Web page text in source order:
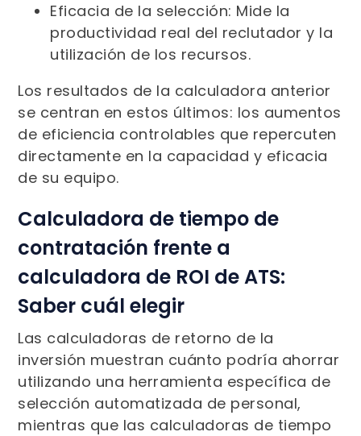
Eficacia de la selección: Mide la
productividad real del reclutador y la
utilización de los recursos.
Los resultados de la calculadora anterior
se centran en estos últimos: los aumentos
de eficiencia controlables que repercuten
directamente en la capacidad y eficacia
de su equipo.
Calculadora de tiempo de
contratación frente a
calculadora de ROI de ATS:
Saber cuál elegir
Las calculadoras de retorno de la
inversión muestran cuánto podría ahorrar
utilizando una herramienta específica de
selección automatizada de personal,
mientras que las calculadoras de tiempo